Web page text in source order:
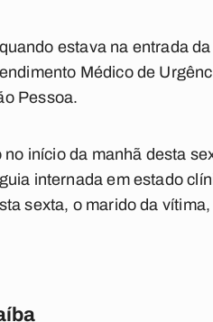
estava na entrada
Médico de
Pessoa.
início da manhã desta
internada em estado
sexta, o marido da